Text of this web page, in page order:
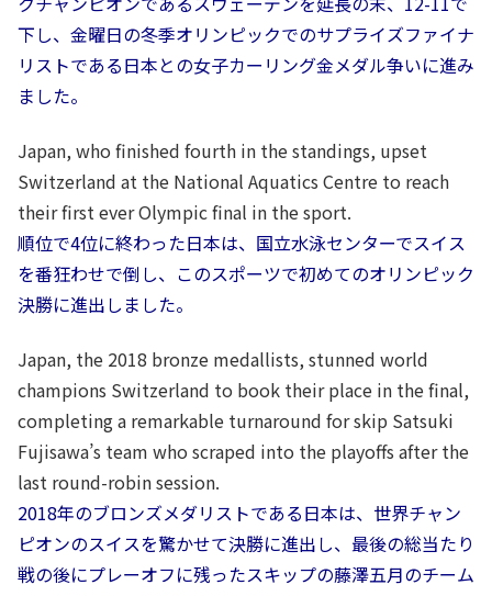
下し、金曜日の冬季オリンピックでのサプライズファイナ
リストである日本との女子カーリング金メダル争いに進み
ました。
Japan, who finished fourth in the standings, upset
Switzerland at the National Aquatics Centre to reach
their first ever Olympic final in the sport.
順位で4位に終わった日本は、国立水泳センターでスイス
を番狂わせで倒し、このスポーツで初めてのオリンピック
決勝に進出しました。
Japan, the 2018 bronze medallists, stunned world
champions Switzerland to book their place in the final,
completing a remarkable turnaround for skip Satsuki
Fujisawa’s team who scraped into the playoffs after the
last round-robin session.
2018年のブロンズメダリストである日本は、世界チャン
ピオンのスイスを驚かせて決勝に進出し、最後の総当たり
戦の後にプレーオフに残ったスキップの藤澤五月のチーム